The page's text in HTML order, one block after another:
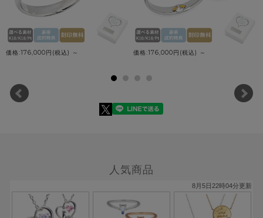
価格:176,000円(税込) ～ 価格:176,000円(税込) ～
人気商品